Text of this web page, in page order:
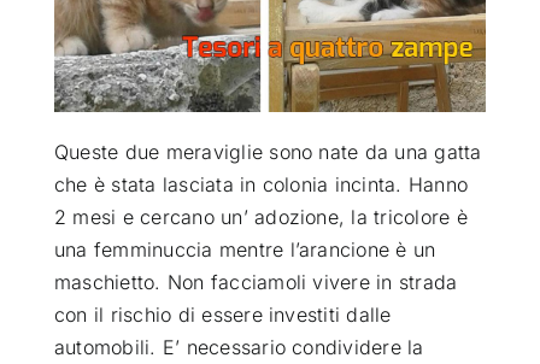
CHI SIAMO
RUBRICHE
SEMPRE CON ME
Queste due meraviglie sono nate da una gatta
che è stata lasciata in colonia incinta. Hanno
2 mesi e cercano un’ adozione, la tricolore è
una femminuccia mentre l’arancione è un
maschietto. Non facciamoli vivere in strada
con il rischio di essere investiti dalle
automobili. E’ necessario condividere la